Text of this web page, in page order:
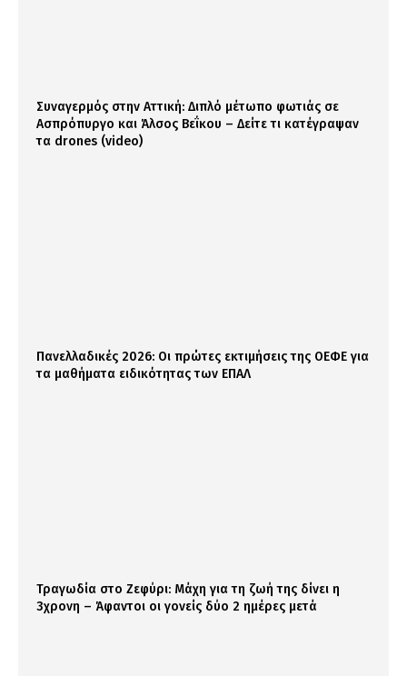
Συναγερμός στην Αττική: Διπλό μέτωπο φωτιάς σε
Ασπρόπυργο και Άλσος Βεΐκου – Δείτε τι κατέγραψαν
τα drones (video)
Πανελλαδικές 2026: Οι πρώτες εκτιμήσεις της ΟΕΦΕ για
τα μαθήματα ειδικότητας των ΕΠΑΛ
Τραγωδία στο Ζεφύρι: Μάχη για τη ζωή της δίνει η
3χρονη – Άφαντοι οι γονείς δύο 2 ημέρες μετά